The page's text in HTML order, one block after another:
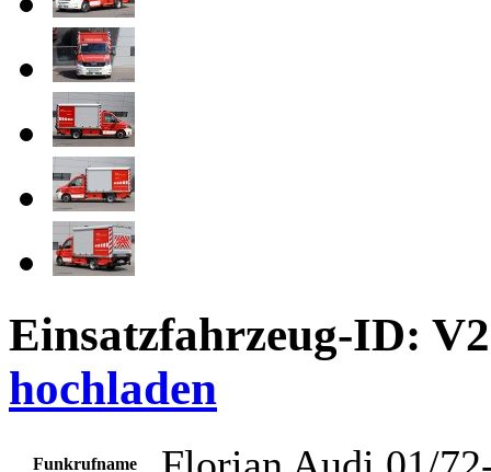
Einsatzfahrzeug-ID:
hochladen
Funkrufname